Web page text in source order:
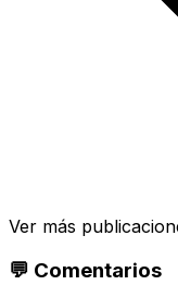
Ver más
💬 Comentarios